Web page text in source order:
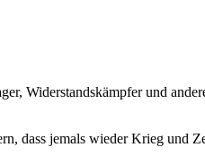
Widerstandskämpfer und
dass jemals wieder Krieg